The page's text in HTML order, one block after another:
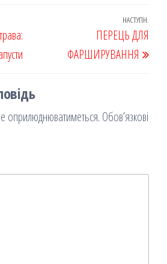
ис
я
НАСТУПН.
ПЕРЕЦЬ ДЛЯ
ФАРШИРУВАННЯ
оприлюднюватиметься. Обов’язкові